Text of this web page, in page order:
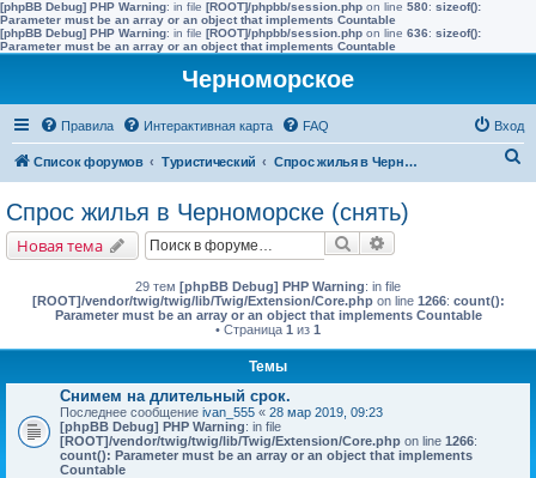
[phpBB Debug] PHP Warning: in file [ROOT]/phpbb/session.php on line 580: sizeof():
Parameter must be an array or an object that implements Countable
[phpBB Debug] PHP Warning: in file [ROOT]/phpbb/session.php on line 636: sizeof():
Parameter must be an array or an object that implements Countable
Черноморское
Правила Интерактивная карта FAQ Вход
Список форумов Туристический Спрос жилья в Черноморске (снять)
Спрос жилья в Черноморске (снять)
Новая тема Поиск
29 тем [phpBB Debug] PHP Warning: in file
[ROOT]/vendor/twig/twig/lib/Twig/Extension/Core.phpon line 1266: count():
Parameter must be an array or an object that implements Countable
• Страница 1 из 1
Темы
Снимем на длительный срок.
Последнее сообщение ivan_555 « 28 мар 2019, 09:23
[phpBB Debug] PHP Warning: in file
[ROOT]/vendor/twig/twig/lib/Twig/Extension/Core.php on line 1266:
count(): Parameter must be an array or an object that implements
Countable